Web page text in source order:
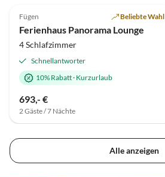
Super-Gastgeber
Fügen Beliebte Wahl
Ferienhaus Panorama Lounge
4 Schlafzimmer
Schnellantworter
10% Rabatt· Kurzurlaub
693,- €
2 Gäste / 7 Nächte
Alle anzeigen